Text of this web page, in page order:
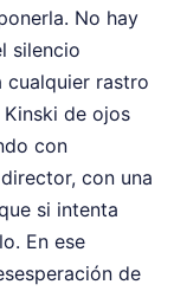
No hay
silencio
rastro
de ojos
con
con una
si intenta
En ese
de